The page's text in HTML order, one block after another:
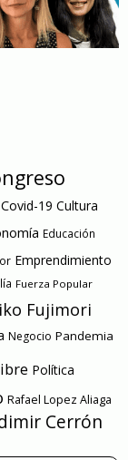
Covid-19 Cultura
Educación
Emprendimiento
Fuerza Popular
Fujimori
Negocio Pandemia
Política
Rafael Lopez Aliaga
Cerrón